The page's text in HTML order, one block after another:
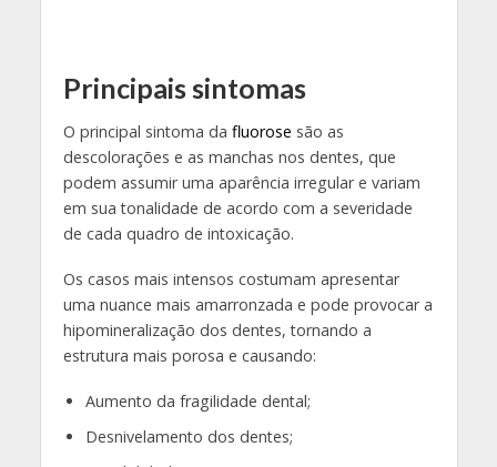
Principais sintomas
O principal sintoma da fluorose são as
descolorações e as manchas nos dentes, que
podem assumir uma aparência irregular e variam
em sua tonalidade de acordo com a severidade
de cada quadro de intoxicação.
Os casos mais intensos costumam apresentar
uma nuance mais amarronzada e pode provocar a
hipomineralização dos dentes, tornando a
estrutura mais porosa e causando:
Aumento da fragilidade dental;
Desnivelamento dos dentes;